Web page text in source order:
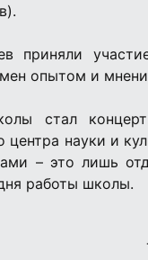
приняли
опытом и
стал
науки и
– это лишь
работы школы.